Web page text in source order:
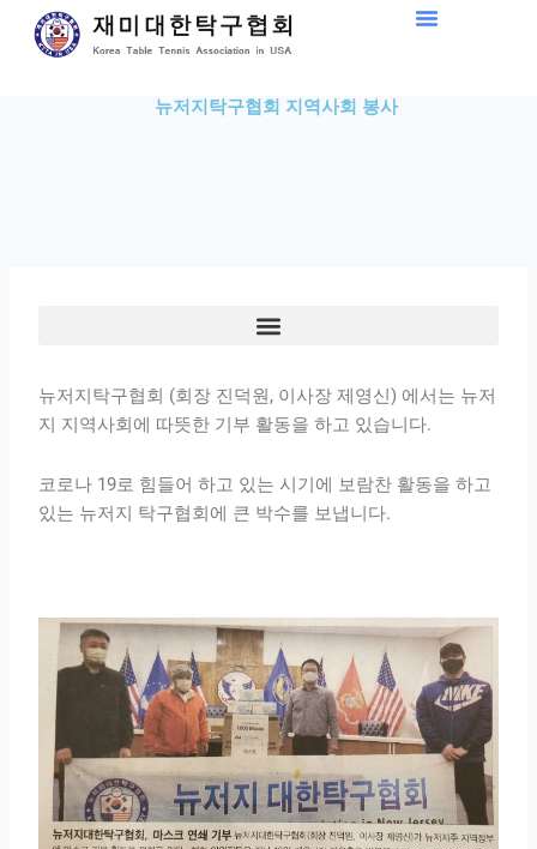
뉴저지탁구협회 지역사회 봉사
뉴저지탁구협회 (회장 진덕원, 이사장 제영신) 에서는 뉴저
지 지역사회에 따뜻한 기부 활동을 하고 있습니다.
코로나 19로 힘들어 하고 있는 시기에 보람찬 활동을 하고
있는 뉴저지 탁구협회에 큰 박수를 보냅니다.